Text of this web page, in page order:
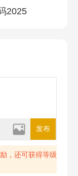
4月17日
月15日
2025
发布
，还可获得等级